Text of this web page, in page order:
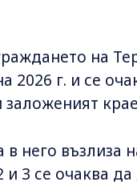
на
2026 г. и се
него възлиза
3 се очаква